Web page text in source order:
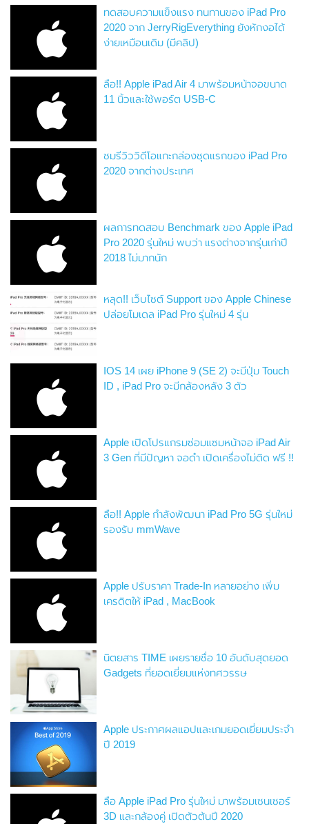
ทดสอบความแข็งแรง ทนทานของ iPad Pro
2020 จาก JerryRigEverything ยังหักงอได้
ง่ายเหมือนเดิม (มีคลิป)
ลือ!! Apple iPad Air 4 มาพร้อมหน้าจอขนาด
11 นิ้วและใช้พอร์ต USB-C
ชมรีวิววิดีโอแกะกล่องชุดแรกของ iPad Pro
2020 จากต่างประเทศ
ผลการทดสอบ Benchmark ของ Apple iPad
Pro 2020 รุ่นใหม่ พบว่า แรงต่างจากรุ่นเก่าปี
2018 ไม่มากนัก
หลุด!! เว็บไซต์ Support ของ Apple Chinese
ปล่อยโมเดล iPad Pro รุ่นใหม่ 4 รุ่น
IOS 14 เผย iPhone 9 (SE 2) จะมีปุ่ม Touch
ID , iPad Pro จะมีกล้องหลัง 3 ตัว
Apple เปิดโปรแกรมซ่อมแซมหน้าจอ iPad Air
3 Gen ที่มีปัญหา จอดำ เปิดเครื่องไม่ติด ฟรี !!
ลือ!! Apple กำลังพัฒนา iPad Pro 5G รุ่นใหม่
รองรับ mmWave
Apple ปรับราคา Trade-In หลายอย่าง เพิ่ม
เครดิตให้ iPad , MacBook
นิตยสาร TIME เผยรายชื่อ 10 อันดับสุดยอด
Gadgets ที่ยอดเยี่ยมแห่งทศวรรษ
Apple ประกาศผลแอปและเกมยอดเยี่ยมประจำ
ปี 2019
ลือ Apple iPad Pro รุ่นใหม่ มาพร้อมเซนเซอร์
3D และกล้องคู่ เปิดตัวต้นปี 2020